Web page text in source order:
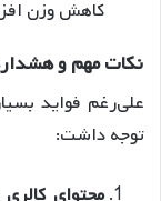
کاهش وزن
نکاتمهمو
علی‌رغم فواید
توجه داشت:
محتوای کالری